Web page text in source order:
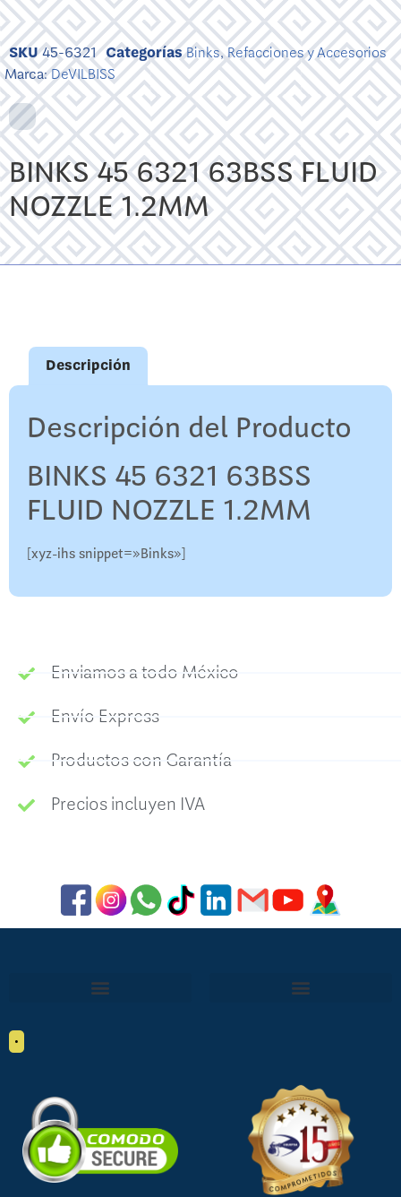
SKU45-6321 CategoríasBinks,Refacciones y Accesorios
Marca:DeVILBISS
BINKS 45 6321 63BSS FLUID
NOZZLE 1.2MM
Descripción
Descripción del Producto
BINKS 45 6321 63BSS
FLUID NOZZLE 1.2MM
[xyz-ihs snippet=»Binks»]
Enviamos a todo México
Envío Express
Productos con Garantía
Precios incluyen IVA
•